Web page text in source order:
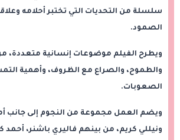
سلسلة من التحديات التي تختبر أحلامه
الصمود.
ويطرح الفيلم موضوعات إنسانية متعددة،
والطموح، والصراع مع الظروف، وأهمية
الصعوبات.
ويضم العمل مجموعة من النجوم إلى جانب
ونيللي كريم، من بينهم فاليري باشنر، أحمد